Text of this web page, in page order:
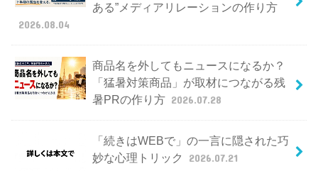
ある”メディアリレーションの作り方
2026.08.04
商品名を外してもニュースになるか？
「猛暑対策商品」が取材につながる残
暑PRの作り方 2026.07.28
「続きはWEBで」の一言に隠された巧
妙な心理トリック
2026.07.21